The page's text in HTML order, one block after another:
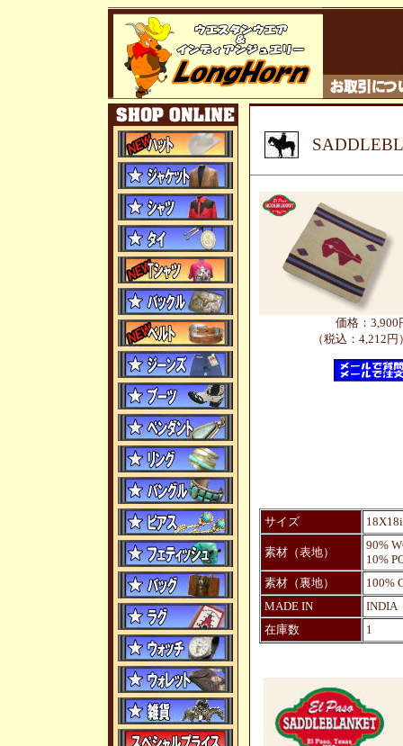
価格：3,900
（税込：4,212円
サイズ
素材（表地）
90%
10%
素材（裏地）
100%
MADE IN
INDIA
在庫数
1